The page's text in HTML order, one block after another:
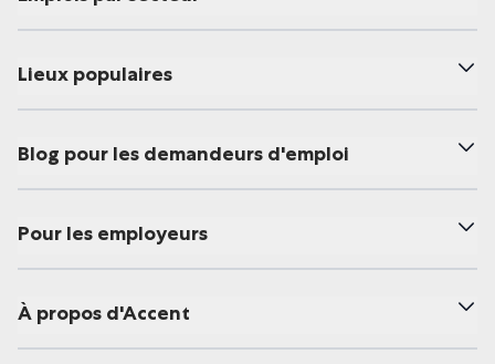
Lieux populaires
Blog pour les demandeurs d'emploi
Pour les employeurs
À propos d'Accent